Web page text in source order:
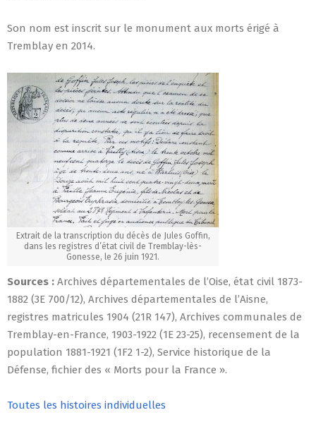
Son nom est inscrit sur le monument aux morts érigé à
Tremblay en 2014.
Extrait de la transcription du décès de Jules Goffin,
dans les registres d’état civil de Tremblay-lès-
Gonesse, le 26 juin 1921.
Sources : Archives départementales de l’Oise, état civil 1873-
1882 (3E 700/12), Archives départementales de l’Aisne,
registres matricules 1904 (21R 147), Archives communales de
Tremblay-en-France, 1903-1922 (1E 23-25), recensement de la
population 1881-1921 (1F2 1-2), Service historique de la
Défense, fichier des « Morts pour la France ».
Toutes les histoires individuelles